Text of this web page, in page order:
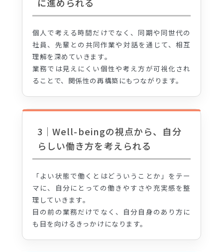
個人で考える時間だけでなく、同期や同世代の
社員、先輩との共同作業や対話を通じて、相互
理解を深めていきます。
業務では見えにくい個性や考え方が可視化され
ることで、関係性の再構築にもつながります。
3｜Well-beingの視点から、自分
らしい働き方を考えられる
「よい状態で働くとはどういうことか」をテー
マに、自分にとっての働きやすさや充実感を整
理していきます。
目の前の業務だけでなく、自分自身のあり方に
も目を向けるきっかけになります。